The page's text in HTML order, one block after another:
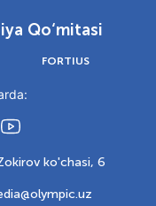
Qo‘mitasi
FORTIUS
ko'chasi, 6